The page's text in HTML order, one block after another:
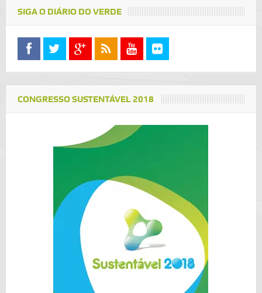
SIGA O DIÁRIO DO VERDE
CONGRESSO SUSTENTÁVEL 2018